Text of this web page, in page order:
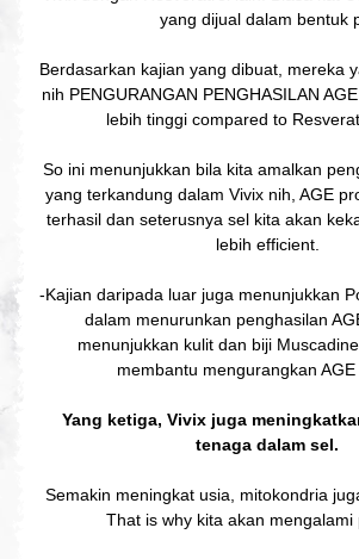
yang dijual dalam bentuk
Berdasarkan kajian yang dibuat, mereka
nih PENGURANGAN PENGHASILAN
lebih tinggi compared to
So ini menunjukkan bila kita amalkan
yang terkandung dalam Vivix nih, AGE
terhasil dan seterusnya sel kita akan
lebih efficient.
-Kajian daripada luar juga menunjukkan
dalam menurunkan penghasilan
menunjukkan kulit dan biji
membantu mengurangkan
Yang ketiga, Vivix juga
tenaga dalam sel.
Semakin meningkat usia, mitokondria
That is why kita akan mengalami